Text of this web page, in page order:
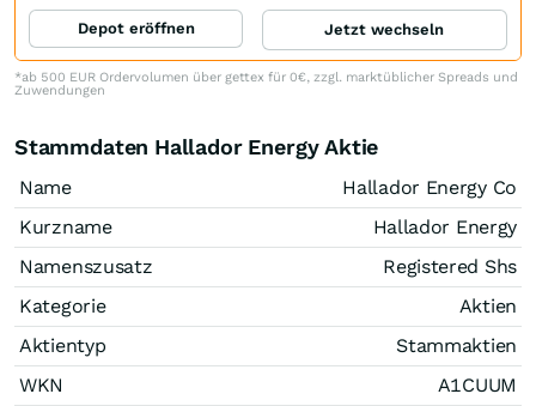
Depot eröffnen Jetzt wechseln
*ab 500 EUR Ordervolumen über gettex für 0€, zzgl. marktüblicher Spreads und
Zuwendungen
Stammdaten Hallador Energy Aktie
Name
Hallador Energy Co
Kurzname
Hallador Energy
Namenszusatz
Registered Shs
Kategorie
Aktien
Aktientyp
Stammaktien
WKN
A1CUUM